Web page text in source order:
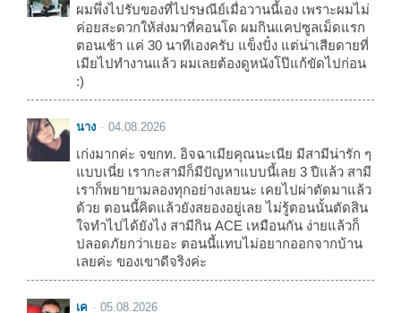
ผมพึ่งไปรับของที่ไปรษณีย์เมื่อวานนี้เอง เพราะผมไม่
ค่อยสะดวกให้ส่งมาที่คอนโด ผมกินแคปซูลเม็ดแรก
ตอนเช้า แค่ 30 นาทีเองครับ แข็งปั๋ง แต่น่าเสียดายที่
เมียไปทำงานแล้ว ผมเลยต้องดูหนังโป๊แก้ขัดไปก่อน
:)
นาง 04.08.2026
เก่งมากค่ะ จขกท. อิจฉาเมียคุณนะเนีย มีสามีน่ารัก ๆ
แบบเนี่ย เรากะสามีก็มีปัญหาแบบนี้เลย 3 ปีแล้ว สามี
เราก็พยายามลองทุกอย่างเลยนะ เคยไปผ่าตัดมาแล้ว
ด้วย ตอนนี้คิดแล้วยังสยองอยู่เลย ไม่รู้ตอนนั้นตัดสิน
ใจทำไปได้ยังไง สามีกิน ACE เหมือนกัน ง่ายแล้วก็
ปลอดภัยกว่าเยอะ ตอนนี้แทบไม่อยากออกจากบ้าน
เลยค่ะ ของเขาดีจริงค่ะ
เค 05.08.2026